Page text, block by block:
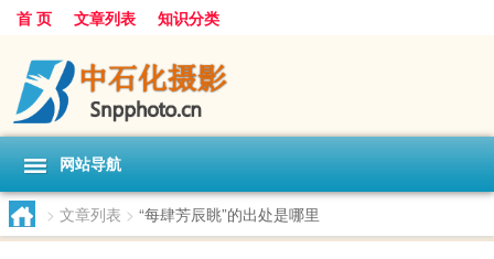
首 页 文章列表 知识分类
网站导航
> 文章列表 > “每肆芳辰眺”的出处是哪里